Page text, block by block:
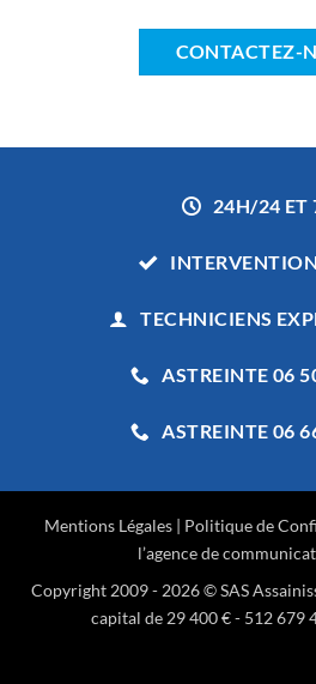
CONTACTEZ-
24H/24 ET
TECHNICIENS
ASTREINTE 06
ASTREINTE 06
Mentions Légales| Politique de
l’agence de
Copyright 2009 - 2026 © SAS
capital de 29 400 € - 512 679